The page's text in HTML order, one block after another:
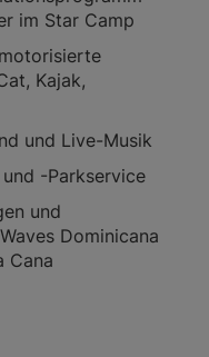
im Star Camp
Kajak,
und Live-Musik
-Parkservice
und
Dominicana
Cana